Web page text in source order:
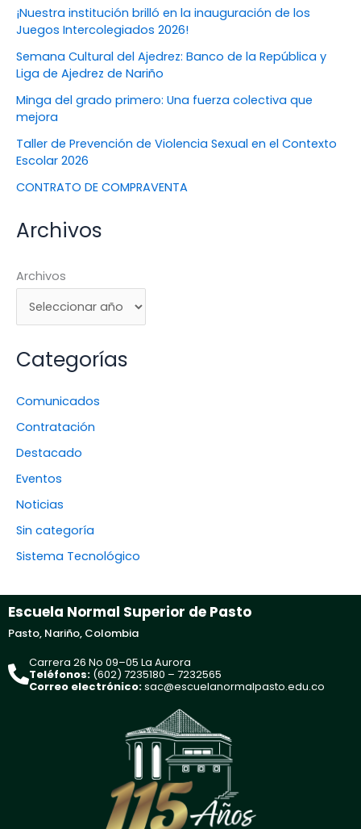
¡Nuestra institución brilló en la inauguración de los
Juegos Intercolegiados 2026!
Semana Cultural del Ajedrez: Banco de la República y
Liga de Ajedrez de Nariño
Minga del grado primero: Una fuerza colectiva que
mejora
Taller de Prevención de Violencia Sexual en el Contexto
Escolar 2026
CONTRATO DE COMPRAVENTA
Archivos
Archivos
Categorías
Comunicados
Contratación
Destacado
Eventos
Noticias
Sin categoría
Sistema Tecnológico
Escuela Normal Superior de Pasto
Pasto, Nariño, Colombia
Carrera 26 No 09–05 La Aurora
Teléfonos: (602) 7235180 – 7232565
Correo electrónico:sac@escuelanormalpasto.edu.co